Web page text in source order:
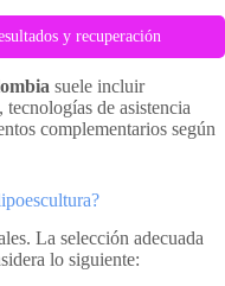
y recuperación
suele incluir
de asistencia
complementarios según
La selección adecuada
lo siguiente: